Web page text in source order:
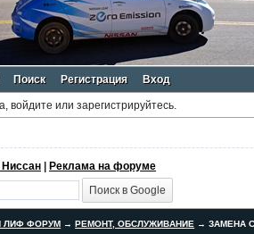
Поиск Регистрация Вход
войдите или зарегистрируйтесь.
| Реклама на форуме
ЛИФ ФОРУМ → РЕМОНТ, ОБСЛУЖИВАНИЕ →ЗАМЕНА